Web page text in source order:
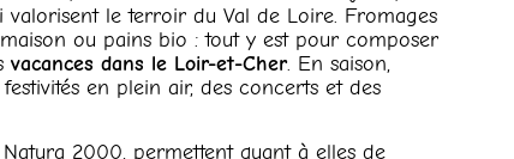
valorisent le terroir du Val de Loire. Fromages
ou pains bio : tout y est pour composer
vacances dans le Loir-et-Cher. En saison,
en plein air, des concerts et des
2000, permettent quant à elles de